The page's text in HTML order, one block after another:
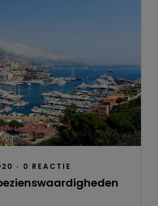
• 0 REACTIE